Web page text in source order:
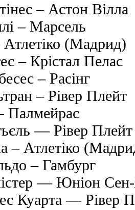
– Астон Вілла
– Марсель
(Мадрид)
– Крістал Пелас
– Расінг
– Рівер Плейт
Палмейрас
— Рівер Плейт
– Атлетіко
– Гамбург
— Юніон
Куарта — Рівер